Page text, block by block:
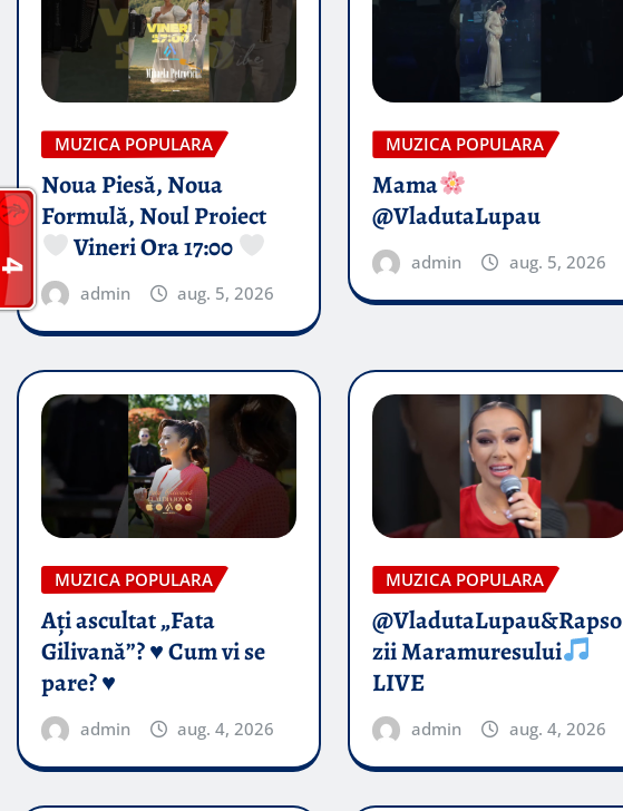
MUZICA POPULARA
Noua Piesă, Noua
Formulă, Noul Proiect
Vineri Ora 17:00
admin aug. 5, 2026
MUZICA POPULARA
Mama
@VladutaLupau
admin aug. 5, 2026
MUZICA POPULARA
Ați ascultat „Fata
Gilivană”? ♥️ Cum vi se
pare? ♥️
admin aug. 4, 2026
MUZICA POPULARA
@VladutaLupau&Rapso
zii Maramuresului
LIVE
admin aug. 4, 2026